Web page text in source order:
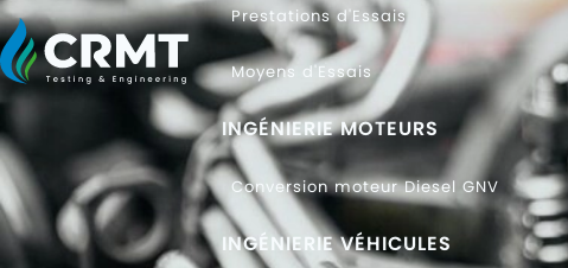
Prestations d'Essais
Moyens d'Essais
INGÉNIERIE MOTEURS
Conversion moteur Diesel GNV
INGÉNIERIE VÉHICULES